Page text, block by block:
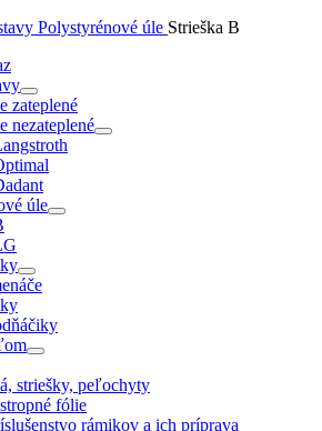
Polystyrénové úle Strieška B
zateplené
nezateplené
úle
striešky, peľochyty
fólie
rámikov a ich príprava